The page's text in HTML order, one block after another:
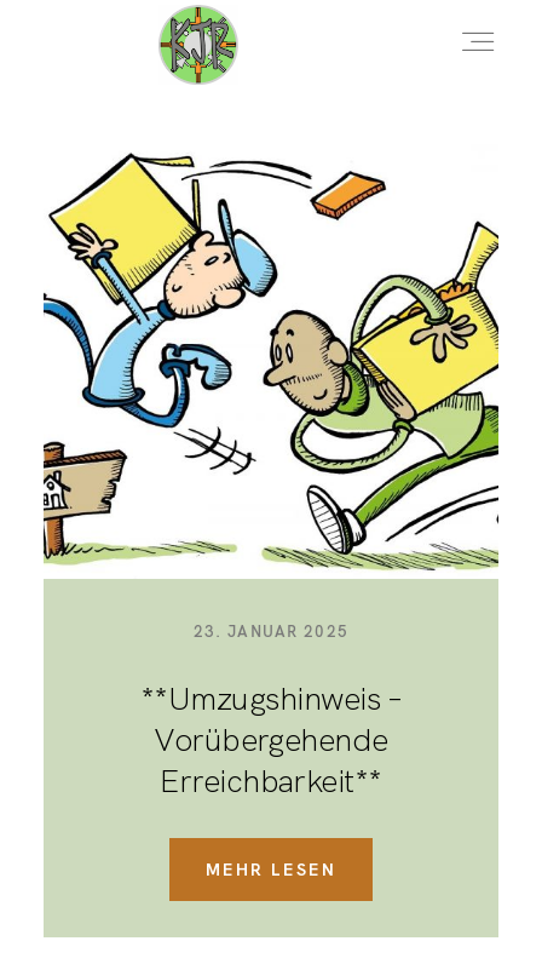
23. JANUAR 2025
**Umzugshinweis –
Vorübergehende
Erreichbarkeit**
MEHR LESEN
VERANSTALTUNGEN
DOWNLOADS
KONTAKT
ÜBER UNS